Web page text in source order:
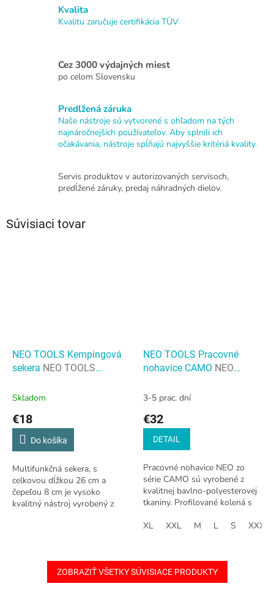
Kvalita
Kvalitu zaručuje certifikácia TÜV
Cez 3000 výdajných miest
po celom Slovensku
Predlžená záruka
Naše nástroje sú vytvorené s ohľadom na tých
najnáročnejších používateľov. Aby splnili ich
očakávania, nástroje spĺňajú najvyššie kritériá kvality.
Servis produktov v autorizovaných servisoch,
predĺžené záruky, predaj náhradných dielov.
Súvisiaci tovar
NEO TOOLS Kempingová
sekera NEO TOOLS
Skladom
€18
Do košíka
Multifunkčná sekera, s
celkovou dĺžkou 26 cm a
čepeľou 8 cm je vysoko
kvalitný nástroj vyrobený z
NEO TOOLS Pracovné
nohavice CAMO NEO
CAMO
3-5 prac. dní
€32
DETAIL
Pracovné nohavice NEO zo
série CAMO sú vyrobené z
kvalitnej bavlno-polyesterovej
tkaniny. Profilované kolená s
kolien a priestranné a odolné
XL XXL M L S XXXL
ZOBRAZIŤ VŠETKY SÚVISIACE PRODUKTY